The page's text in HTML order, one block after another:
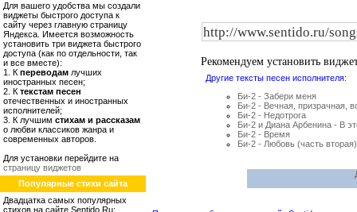
Для вашего удобства мы создали
виджеты быстрого доступа к
сайту через главную страницу
Яндекса. Имеется возможность
установить три виджета быстрого
доступа (как по отдельности, так
и все вместе):
1. К переводам лучших
иностранных песен;
2. К текстам песен
отечественных и иностранных
исполнителей;
3. К лучшим стихам и рассказам
о любви классиков жанра и
современных авторов.
Для установки перейдите на
страницу виджетов
Популярные стихи сайта
Двадцатка самых популярных
стихов на сайте Sentido.Ru:
Рекомендуем установить
Другие тексты песен исполнителя:
Би-2 - Забери меня
Би-2 - Вечная, призрачная,
Би-2 - Недотрога
Би-2 и Диана Арбенина - В
Би-2 - Время
Би-2 - Любовь (часть вторая)